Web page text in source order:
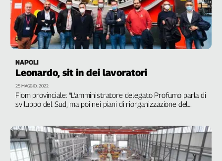
NAPOLI
Leonardo, sit in dei lavoratori
Fiom provinciale: "L'amministratore delegato Profumo parla di
sviluppo del Sud, ma poi nei piani di riorganizzazione del
25 MAGGIO, 2022